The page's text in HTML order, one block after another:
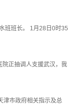
班班长。 1月28日0时35
院正抽调人支援武汉，我
津市政府相关指示及总